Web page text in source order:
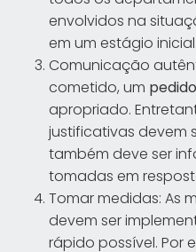
envolvidos na
em um estágio inicial.
Comunicação
cometido, um
apropriado.
justificativas devem
também deve ser
tomadas em
Tomar medidas: As
devem ser
rápido possível. Por